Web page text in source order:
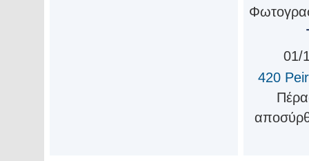
01/
420